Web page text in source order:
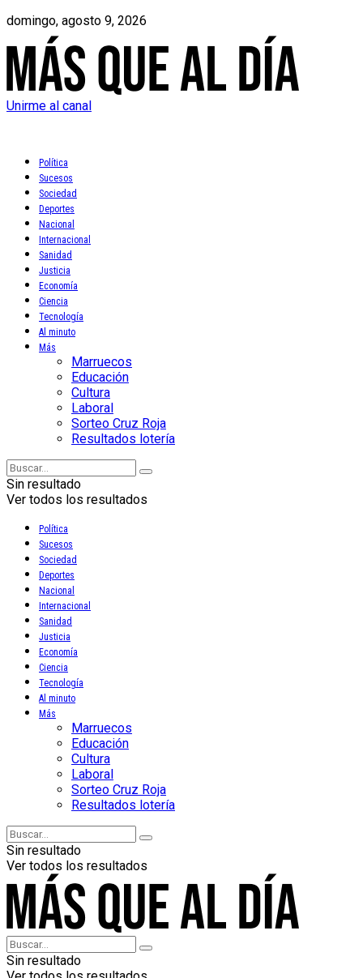
domingo, agosto 9, 2026
Unirme al canal
Política
Sucesos
Sociedad
Deportes
Nacional
Internacional
Sanidad
Justicia
Economía
Ciencia
Tecnología
Al minuto
Más
Marruecos
Educación
Cultura
Laboral
Sorteo Cruz Roja
Resultados lotería
Sin resultado
Ver todos los resultados
Política
Sucesos
Sociedad
Deportes
Nacional
Internacional
Sanidad
Justicia
Economía
Ciencia
Tecnología
Al minuto
Más
Marruecos
Educación
Cultura
Laboral
Sorteo Cruz Roja
Resultados lotería
Sin resultado
Ver todos los resultados
Sin resultado